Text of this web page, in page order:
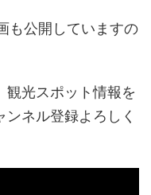
も公開していますの
観光スポット情報を
ネル登録よろしく